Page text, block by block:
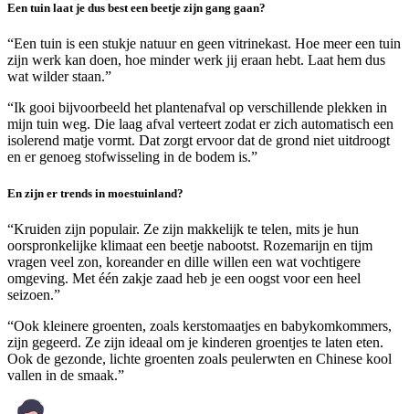
Een tuin laat je dus best een beetje zijn gang gaan?
“Een tuin is een stukje natuur en geen vitrinekast. Hoe meer een tuin
zijn werk kan doen, hoe minder werk jij eraan hebt. Laat hem dus
wat wilder staan.”
“Ik gooi bijvoorbeeld het plantenafval op verschillende plekken in
mijn tuin weg. Die laag afval verteert zodat er zich automatisch een
isolerend matje vormt. Dat zorgt ervoor dat de grond niet uitdroogt
en er genoeg stofwisseling in de bodem is.”
En zijn er trends in moestuinland?
“Kruiden zijn populair. Ze zijn makkelijk te telen, mits je hun
oorspronkelijke klimaat een beetje nabootst. Rozemarijn en tijm
vragen veel zon, koreander en dille willen een wat vochtigere
omgeving. Met één zakje zaad heb je een oogst voor een heel
seizoen.”
“Ook kleinere groenten, zoals kerstomaatjes en babykomkommers,
zijn gegeerd. Ze zijn ideaal om je kinderen groentjes te laten eten.
Ook de gezonde, lichte groenten zoals peulerwten en Chinese kool
vallen in de smaak.”